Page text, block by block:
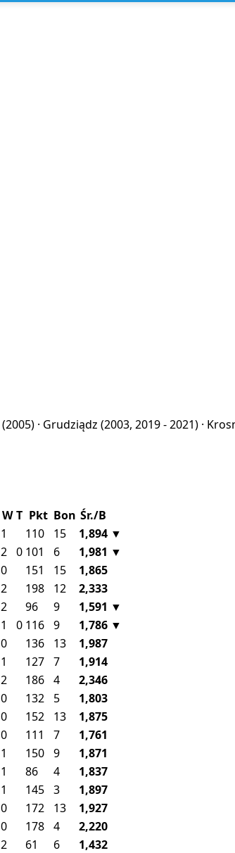
(2005) · Grudziądz (2003, 2019 - 2021) ·
W T Pkt Bon Śr./B
1 110 15 1,894 ▼
2 0 101 6 1,981 ▼
0 151 15
1,865
2 198 12
2,333
2 96 9 1,591 ▼
1 0 116 9 1,786 ▼
0 136 13
1,987
1 127 7
1,914
2 186 4
2,346
0 132 5
1,803
0 152 13
1,875
0 111 7
1,761
1 150 9
1,871
1 86 4
1,837
1 145 3
1,897
0 172 13
1,927
0 178 4
2,220
2 61 6
1,432